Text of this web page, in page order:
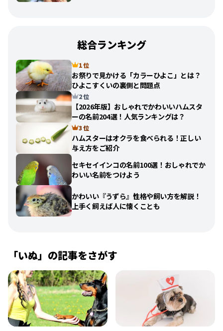
総合ランキング
1 位
お祭りで見かける「カラーひよこ」とは？
ひよこすくいの裏側と問題点
2 位
【2026年版】おしゃれでかわいいハムスタ
ーの名前204選！人気ランキングは？
3 位
ハムスターはオクラを食べられる！正しい
与え方をご紹介
セキセイインコの名前100選！おしゃれでか
わいい名前をつけよう
かわいい『うずら』性格や飼い方を解説！
上手く飼えば人に懐くことも
「いぬ」の記事をさがす